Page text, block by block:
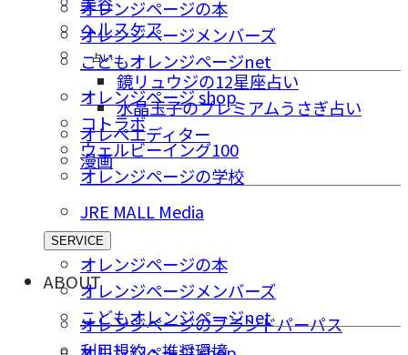
ヘルスケア
占い
鏡リュウジの12星座占い
水晶玉子のプレミアムうさぎ占い
オレペエディター
漫画
オレンジページの本
オレンジページメンバーズ
こどもオレンジページnet
オレンジページ shop
コトラボ
ウェルビーイング100
オレンジページの学校
JRE MALL Media
SERVICE
オレンジページの本
オレンジページメンバーズ
こどもオレンジページnet
ABOUT
オレンジページのブランドパーパス